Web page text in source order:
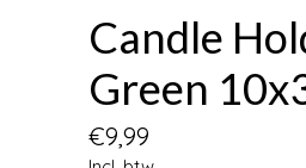
Candle
Green
€9,99